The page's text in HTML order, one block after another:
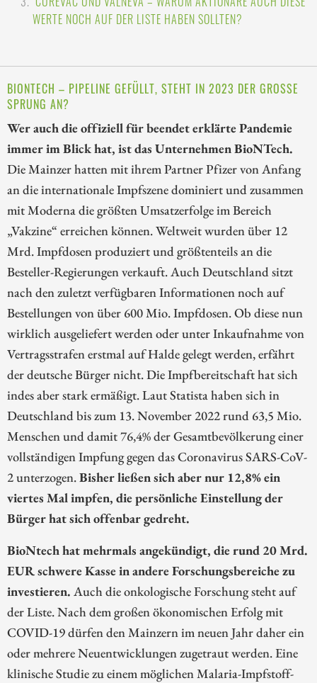
WERTE NOCH AUF DER LISTE HABEN SOLLTEN?
BIONTECH – PIPELINE GEFÜLLT, STEHT IN 2023 DER GROSSE S
PRUNG AN?
Wer auch die offiziell für beendet erklärte Pandemie
immer im Blick hat, ist das Unternehmen BioNTech.
Die Mainzer hatten mit ihrem Partner Pfizer von Anfang
an die internationale Impfszene dominiert und zusammen
mit Moderna die größten Umsatzerfolge im Bereich
„Vakzine“ erreichen können. Weltweit wurden über 12
Mrd. Impfdosen produziert und größtenteils an die
Besteller-Regierungen verkauft. Auch Deutschland sitzt
nach den zuletzt verfügbaren Informationen noch auf
Bestellungen von über 600 Mio. Impfdosen. Ob diese nun
wirklich ausgeliefert werden oder unter Inkaufnahme von
Vertragsstrafen erstmal auf Halde gelegt werden, erfährt
der deutsche Bürger nicht. Die Impfbereitschaft hat sich
indes aber stark ermäßigt. Laut Statista haben sich in
Deutschland bis zum 13. November 2022 rund 63,5 Mio.
Menschen und damit 76,4% der Gesamtbevölkerung einer
vollständigen Impfung gegen das Coronavirus SARS-CoV-
2 unterzogen.Bisher ließen sich aber nur 12,8% ein
viertes Mal impfen, die persönliche Einstellung der
Bürger hat sich offenbar gedreht.
BioNtech hat mehrmals angekündigt, die rund 20 Mrd.
EUR schwere Kasse in andere Forschungsbereiche zu
investieren. Auch die onkologische Forschung steht auf
der Liste. Nach dem großen ökonomischen Erfolg mit
COVID-19 dürfen den Mainzern im neuen Jahr daher ein
oder mehrere Neuentwicklungen zugetraut werden. Eine
klinische Studie zu einem möglichen Malaria-Impfstoff-